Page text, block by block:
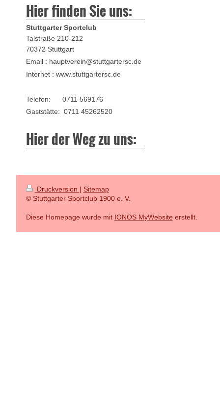
Hier finden Sie uns:
Stuttgarter Sportclub
Talstraße 210-212
70372 Stuttgart
Email : hauptverein@stuttgartersc.de
Internet : www.stuttgartersc.de
Telefon: 0711 569176
Gaststätte: 0711 45262520
Hier der Weg zu uns:
Druckversion | Sitemap
© Stuttgarter Sportclub 1900 e. V.
Diese Homepage wurde mit IONOS MyWebsite erstellt.